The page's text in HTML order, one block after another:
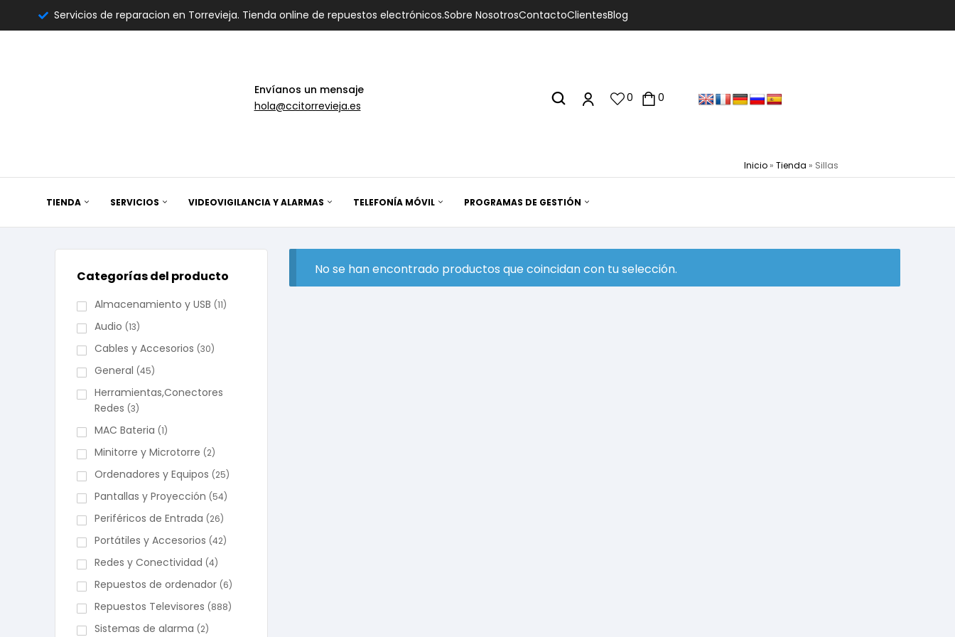
Servicios de reparacion en Torrevieja. Tienda online de repuestos electrónicos.Sobre NosotrosContactoClientesBlog
Envíanos un mensaje
hola@ccitorrevieja.es
0 0
Inicio » Tienda » Sillas
TIENDA SERVICIOS VIDEOVIGILANCIA Y ALARMAS TELEFONÍA MÓVIL PROGRAMAS DE GESTIÓN
No se han encontrado productos que coincidan con tu selección.
Categorías del producto
Almacenamiento y USB (11)
Audio (13)
Cables y Accesorios (30)
General (45)
Herramientas,Conectores
Redes (3)
MAC Bateria (1)
Minitorre y Microtorre (2)
Ordenadores y Equipos (25)
Pantallas y Proyección (54)
Periféricos de Entrada (26)
Portátiles y Accesorios (42)
Redes y Conectividad (4)
Repuestos de ordenador (6)
Repuestos Televisores (888)
Sistemas de alarma (2)